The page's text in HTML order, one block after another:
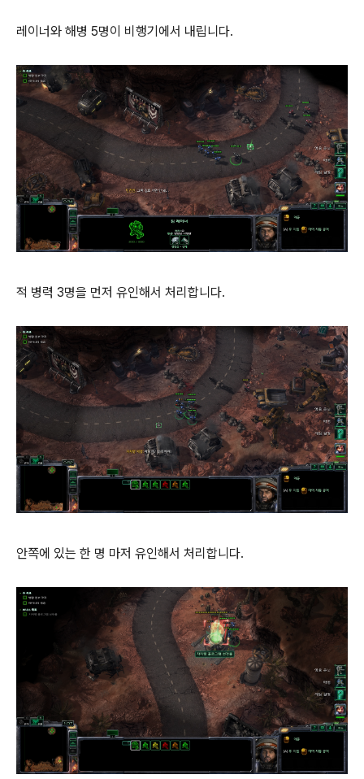
레이너와 해병 5명이 비행기에서 내립니다.
적 병력 3명을 먼저 유인해서 처리합니다.
안쪽에 있는 한 명 마저 유인해서 처리합니다.